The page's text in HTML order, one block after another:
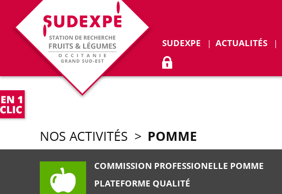
SUDEXPE Déplier
ACTUALITÉS
ACCÈS ADHÉRENTS
NOS ACTIVITÉS > POMME
COMMISSION PROFESSIONELLE POMME
PLATEFORME QUALITÉ